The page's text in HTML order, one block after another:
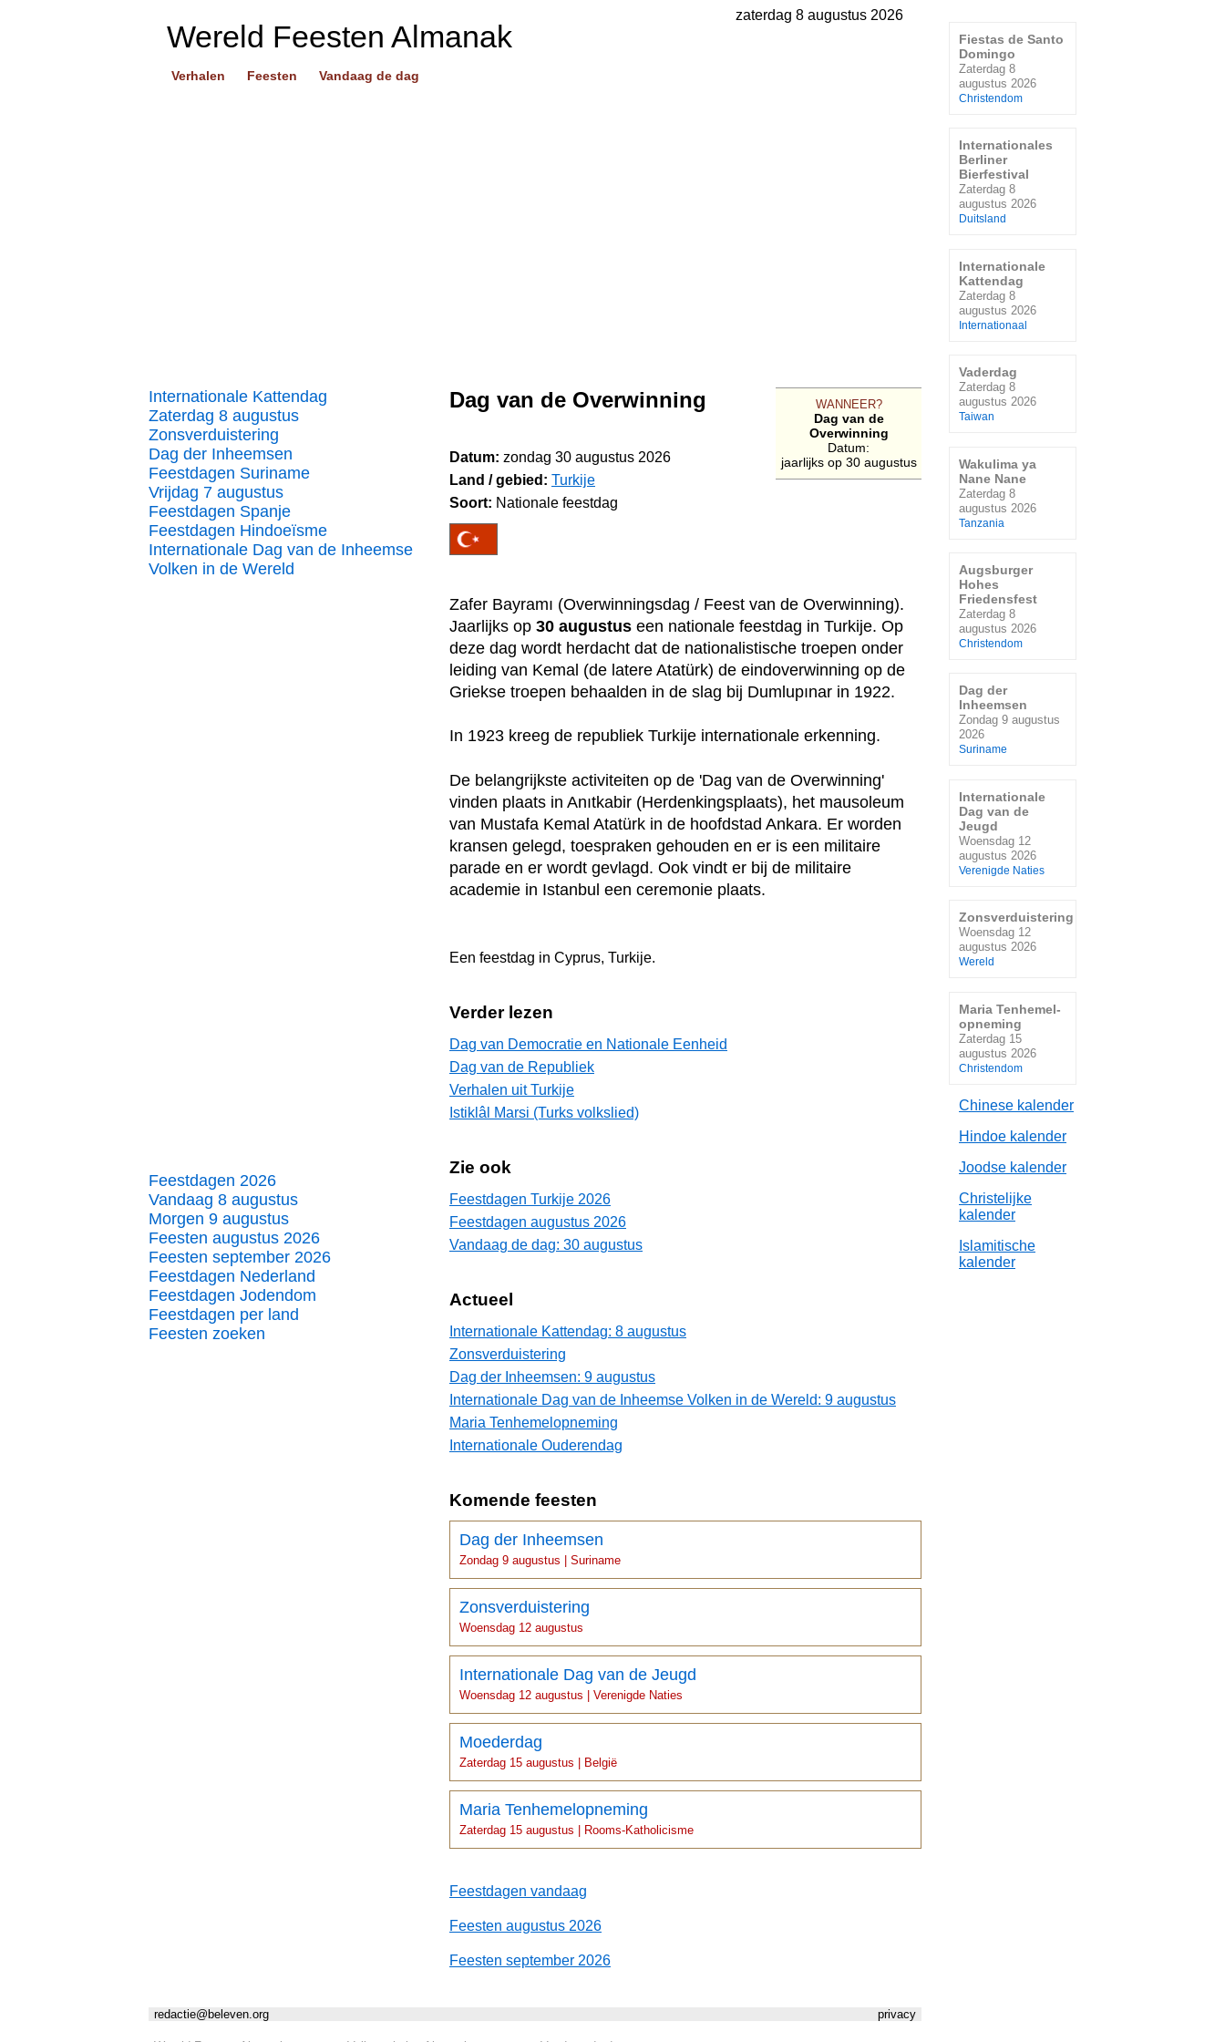
zaterdag 8 augustus 2026
Wereld Feesten Almanak
Verhalen Feesten Vandaag de dag
Internationale Kattendag
Zaterdag 8 augustus
Zonsverduistering
Dag der Inheemsen
Feestdagen Suriname
Vrijdag 7 augustus
Feestdagen Spanje
Feestdagen Hindoeïsme
Internationale Dag van de Inheemse
Volken in de Wereld
Feestdagen 2026
Vandaag 8 augustus
Morgen 9 augustus
Feesten augustus 2026
Feesten september 2026
Feestdagen Nederland
Feestdagen Jodendom
Feestdagen per land
Feesten zoeken
WANNEER?
Dag van de
Overwinning
Datum:
jaarlijks op 30 augustus
Dag van de Overwinning
Datum: zondag 30 augustus 2026
Land / gebied: Turkije
Soort: Nationale feestdag
Zafer Bayramı (Overwinningsdag / Feest van de Overwinning).
Jaarlijks op 30 augustus een nationale feestdag in Turkije. Op
deze dag wordt herdacht dat de nationalistische troepen onder
leiding van Kemal (de latere Atatürk) de eindoverwinning op de
Griekse troepen behaalden in de slag bij Dumlupınar in 1922.
In 1923 kreeg de republiek Turkije internationale erkenning.
De belangrijkste activiteiten op de 'Dag van de Overwinning'
vinden plaats in Anıtkabir (Herdenkingsplaats), het mausoleum
van Mustafa Kemal Atatürk in de hoofdstad Ankara. Er worden
kransen gelegd, toespraken gehouden en er is een militaire
parade en er wordt gevlagd. Ook vindt er bij de militaire
academie in Istanbul een ceremonie plaats.
Een feestdag in Cyprus, Turkije.
Verder lezen
Dag van Democratie en Nationale Eenheid
Dag van de Republiek
Verhalen uit Turkije
Istiklâl Marsi (Turks volkslied)
Zie ook
Feestdagen Turkije 2026
Feestdagen augustus 2026
Vandaag de dag: 30 augustus
Actueel
Internationale Kattendag: 8 augustus
Zonsverduistering
Dag der Inheemsen: 9 augustus
Internationale Dag van de Inheemse Volken in de Wereld: 9 augustus
Maria Tenhemelopneming
Internationale Ouderendag
Komende feesten
Dag der Inheemsen
Zondag 9 augustus | Suriname
Zonsverduistering
Woensdag 12 augustus
Internationale Dag van de Jeugd
Woensdag 12 augustus | Verenigde Naties
Moederdag
Zaterdag 15 augustus | België
Maria Tenhemelopneming
Zaterdag 15 augustus | Rooms-Katholicisme
Feestdagen vandaag
Feesten augustus 2026
Feesten september 2026
privacy
redactie@beleven.org
Fiestas de Santo
Domingo
Zaterdag 8
augustus 2026
Christendom
Internationales
Berliner
Bierfestival
Zaterdag 8
augustus 2026
Duitsland
Internationale
Kattendag
Zaterdag 8
augustus 2026
Internationaal
Vaderdag
Zaterdag 8
augustus 2026
Taiwan
Wakulima ya
Nane Nane
Zaterdag 8
augustus 2026
Tanzania
Augsburger
Hohes
Friedensfest
Zaterdag 8
augustus 2026
Christendom
Dag der
Inheemsen
Zondag 9 augustus
2026
Suriname
Internationale
Dag van de
Jeugd
Woensdag 12
augustus 2026
Verenigde Naties
Zonsverduistering
Woensdag 12
augustus 2026
Wereld
Maria Tenhemel-
opneming
Zaterdag 15
augustus 2026
Christendom
Chinese kalender
Hindoe kalender
Joodse kalender
Christelijke
kalender
Islamitische
kalender